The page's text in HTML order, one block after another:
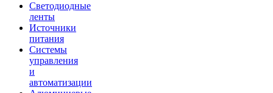
Светодиодные
ленты
Источники
питания
Системы
управления
и
автоматизации